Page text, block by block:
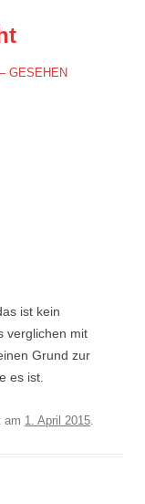
GESEHEN
ist kein
verglichen mit
Grund zur
es ist.
am 1. April 2015.